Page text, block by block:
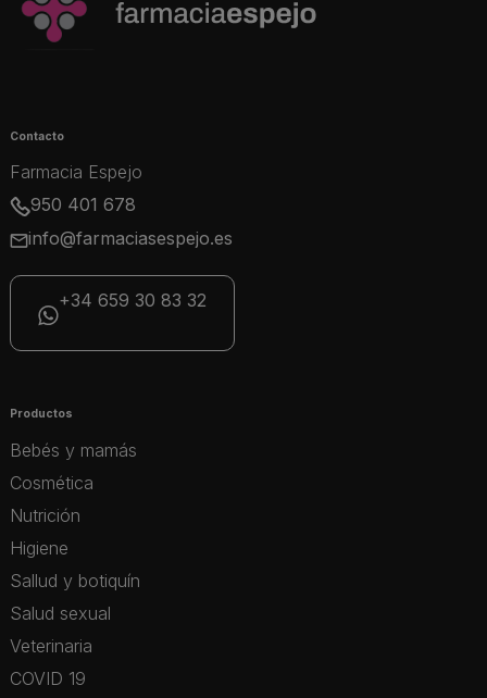
Contacto
Farmacia Espejo
950 401 678
info@farmaciasespejo.es
+34 659 30 83 32
Productos
Bebés y mamás
Cosmética
Nutrición
Higiene
Sallud y botiquín
Salud sexual
Veterinaria
COVID 19